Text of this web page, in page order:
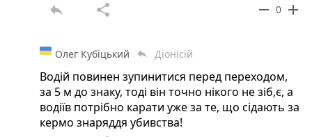
reply share remove 0 add
Олег Кубіцький reply Діонісій
Водій повинен зупинитися перед переходом,
за 5 м до знаку, тоді він точно нікого не зіб,є, а
водіїв потрібно карати уже за те, що сідають за
кермо знаряддя убивства!